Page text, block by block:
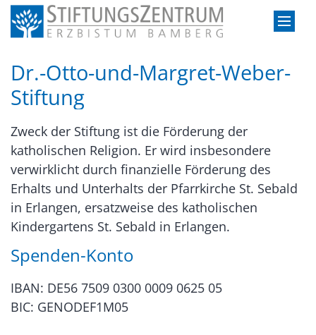
Zum Inhalt springen
Dr.-Otto-und-Margret-Weber-
Stiftung
Zweck der Stiftung ist die Förderung der
katholischen Religion. Er wird insbesondere
verwirklicht durch finanzielle Förderung des
Erhalts und Unterhalts der Pfarrkirche St. Sebald
in Erlangen, ersatzweise des katholischen
Kindergartens St. Sebald in Erlangen.
Spenden-Konto
IBAN: DE56 7509 0300 0009 0625 05
BIC: GENODEF1M05